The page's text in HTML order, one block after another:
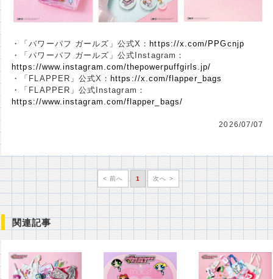
・「パワーパフ ガールズ」公式X： https://x.com/PPGcnjp
・「パワーパフ ガールズ」公式Instagram：
https://www.instagram.com/thepowerpuffgirls.jp/
・「FLAPPER」公式X： https://x.com/flapper_bags
・「FLAPPER」公式Instagram：
https://www.instagram.com/flapper_bags/
2026/07/07
< 前へ 1 次へ >
関連記事